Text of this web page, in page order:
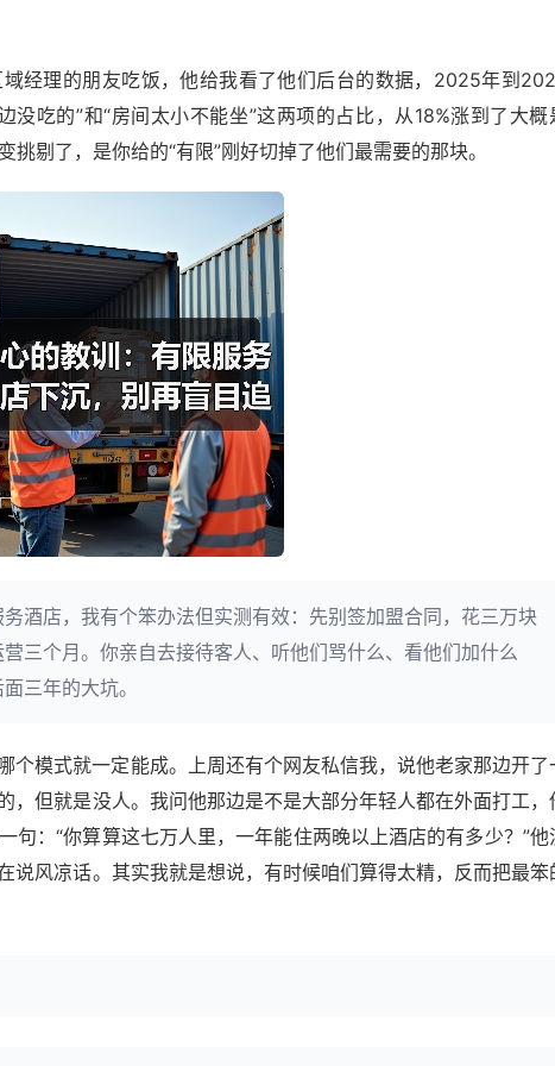
经理的朋友吃饭，他给我看了他们后台的数据，2025年到
没吃的”和“房间太小不能坐”这两项的占比，从18%涨到了大概
剔了，是你给的“有限”刚好切掉了他们最需要的那块。
酒店，我有个笨办法但实测有效：先别签加盟合同，花三万块
三个月。你亲自去接待客人、听他们骂什么、看他们加什么
三年的大坑。
个模式就一定能成。上周还有个网友私信我，说他老家那边开了
，但就是没人。我问他那边是不是大部分年轻人都在外面打工，
句：“你算算这七万人里，一年能住两晚以上酒店的有多少？”他
说风凉话。其实我就是想说，有时候咱们算得太精，反而把最笨